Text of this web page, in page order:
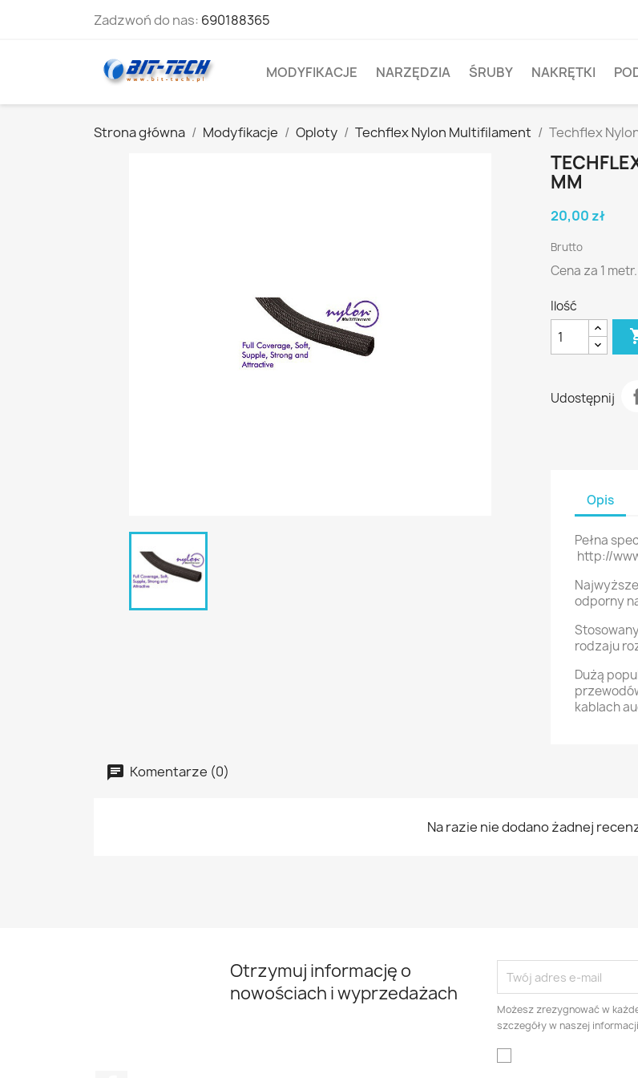
Zadzwoń do nas: 690188365
MODYFIKACJE NARZĘDZIA ŚRUBY NAKRĘTKI
Strona główna Modyfikacje Oploty Techflex Nylon Multifilament Techflex
MM
20,00 zł
Brutto
Cena za 1 metr.
Ilość
Udostępnij
Opis
Pełna
http://
odporny
rodzaju
Dużą
kablach
Komentarze (0)
Na razie nie dodano żadnej
Otrzymuj informację o
nowościach i wyprzedażach
Możesz zrezygnować w
szczegóły w naszej